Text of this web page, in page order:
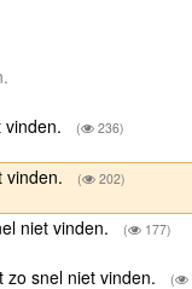
( 236)
vinden. ( 202)
niet vinden. ( 177)
snel niet vinden. (